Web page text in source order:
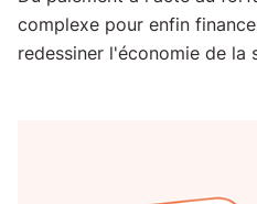
complexe pour enfin
redessiner l'économie de la